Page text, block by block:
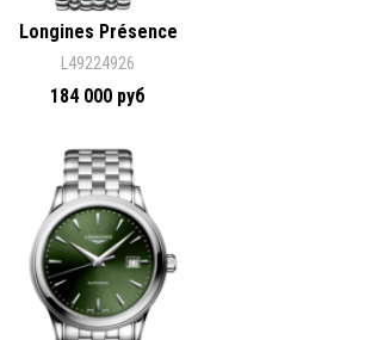
Longines Présence
L49224926
184 000 руб